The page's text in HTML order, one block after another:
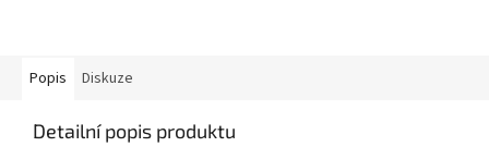
Popis Diskuze
Detailní popis produktu